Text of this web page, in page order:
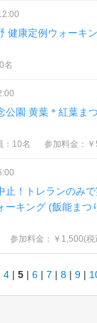
健康定例ウォー
名
公園 黄葉＊紅葉ま
：10名 参加料金：
止！トレランのみ
ーキング (飯能ま
参加料金：￥1,500(税
4 | 5 | 6 | 7 | 8 | 9 |